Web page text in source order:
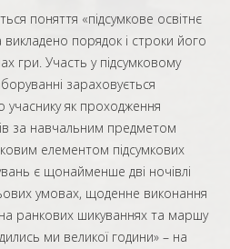
поняття «підсумкове освітнє
порядок і строки його
гри. Участь у підсумковому
зараховується
як проходження
за навчальним предметом
елементом підсумкових
є щонайменше дві ночівлі
умовах, щоденне виконання
ранкових шикуваннях та маршу
ми великої години» – на